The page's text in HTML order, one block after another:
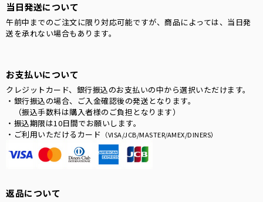
当日発送について
午前中までのご注文に限り対応可能ですが、商品によっては、当日発
送を承れない場合もあります。
お支払いについて
クレジットカード、銀行振込のお支払いの中から選択いただけます。
・銀行振込の場合、ご入金確認後の発送となります。
（振込手数料は購入者様のご負担となります）
・振込期限は10日間でお願いします。
・ご利用いただけるカード
（VISA/JCB/MASTER/AMEX/DINERS）
返品について